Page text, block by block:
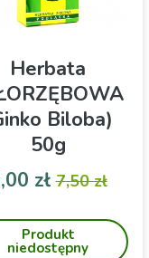
Herbata
Biloba)
50g
(Ginko biloba)
złCena
7,50 zł
Produkt
niedostępny